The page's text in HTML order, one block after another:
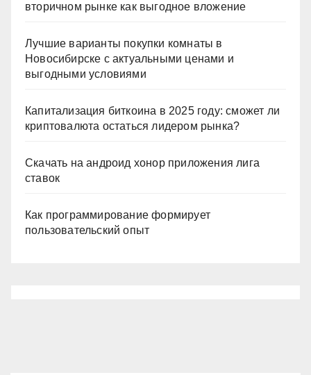
вторичном рынке как выгодное вложение
Лучшие варианты покупки комнаты в
Новосибирске с актуальными ценами и
выгодными условиями
Капитализация биткоина в 2025 году: сможет ли
криптовалюта остаться лидером рынка?
Скачать на андроид хонор приложения лига
ставок
Как программирование формирует
пользовательский опыт